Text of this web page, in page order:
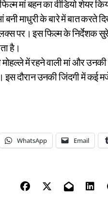
मां बहन का वीडियो शेयर
माधुरी के बारे में बात करते
पर। इस फिल्म के निर्देशक
है।
में रहने वाली मां और
इस दौरान उनकी जिंदगी में
WhatsApp Email